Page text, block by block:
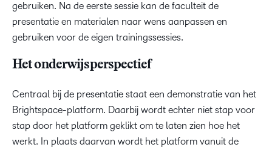
gebruiken. Na de eerste sessie kan de faculteit de
presentatie en materialen naar wens aanpassen en
gebruiken voor de eigen trainingssessies.
Het onderwijsperspectief
Centraal bij de presentatie staat een demonstratie van het
Brightspace-platform. Daarbij wordt echter niet stap voor
stap door het platform geklikt om te laten zien hoe het
werkt. In plaats daarvan wordt het platform vanuit de